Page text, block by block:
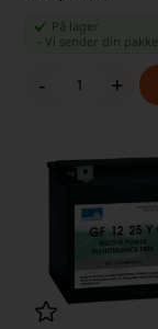
På lager
-Vi sender din pakke
- +